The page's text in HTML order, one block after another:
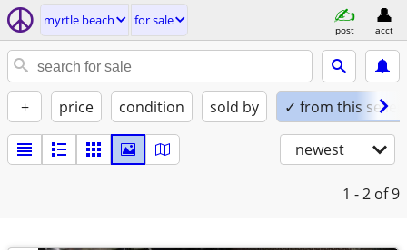
myrtle beach for sale
post acct
+ price condition sold by ✓ from this seller
newest
1 - 2 of 9